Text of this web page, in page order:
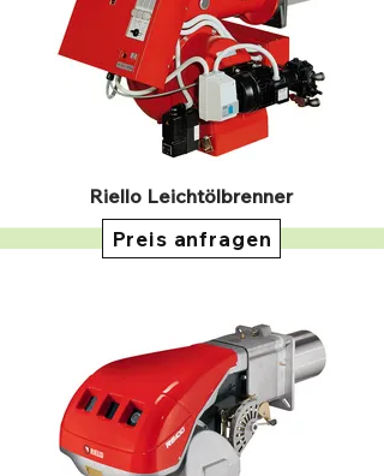
Riello Leichtölbrenner
Preis anfragen